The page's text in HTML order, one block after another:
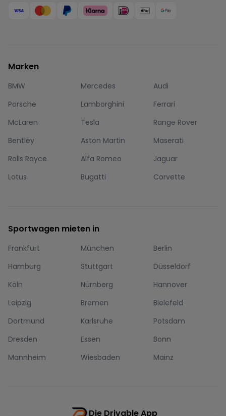
Marken
BMW Mercedes
Audi
Porsche
Lamborghini
Ferrari
McLaren
Tesla
Range Rover
Bentley
Aston Martin
Maserati
Rolls Royce
Alfa Romeo
Jaguar
Lotus
Bugatti Corvette
Sportwagen mieten in
Frankfurt München
Berlin
Hamburg
Stuttgart
Düsseldorf
Köln
Nürnberg
Hannover
Leipzig
Bremen
Bielefeld
Dortmund
Karlsruhe
Potsdam
Dresden
Essen
Bonn
Mannheim
Wiesbaden Mainz
Die Drivable App